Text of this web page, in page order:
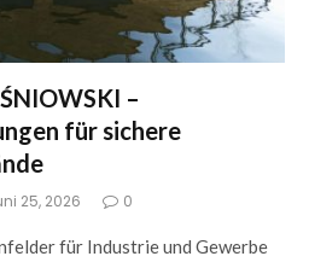
–
für sichere
25, 2026 0
für Industrie und Gewerbe